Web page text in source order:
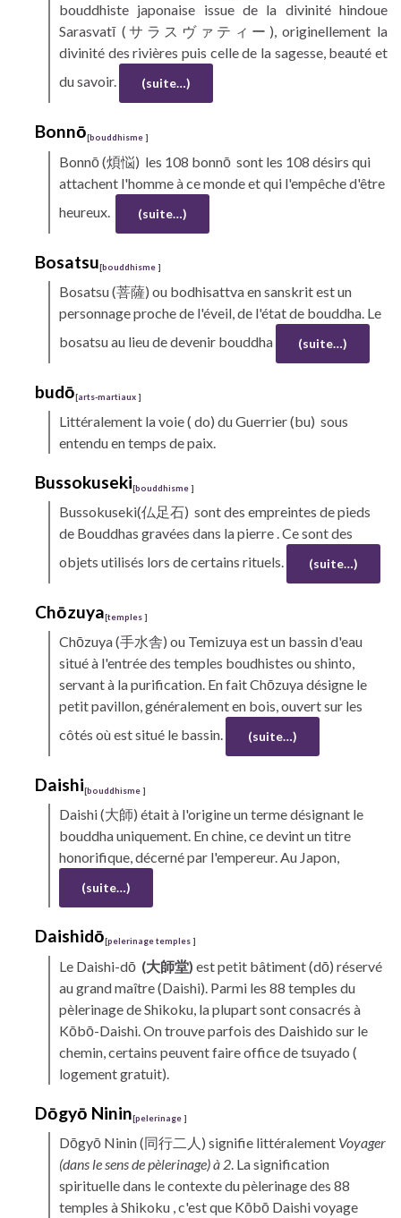
bouddhiste japonaise issue de la divinité hindoue
Sarasvatī (サラスヴァティー), originellement la
divinité des rivières puis celle de la sagesse, beauté et
du savoir.
(suite…)
Bonnō[bouddhisme]
Bonnō(煩悩) les 108 bonnō sont les 108 désirs qui
attachent l'homme à ce monde et qui l'empêche d'être
heureux.
(suite…)
Bosatsu [bouddhisme]
Bosatsu(菩薩) ou bodhisattva en sanskrit est un
personnage proche de l'éveil, de l'état de bouddha. Le
bosatsu au lieu de devenir bouddha
(suite…)
budō[arts-martiaux]
Littéralement la voie ( do) du Guerrier (bu) sous
entendu en temps de paix.
Bussokuseki[bouddhisme]
Bussokuseki(仏足石) sont des empreintes de pieds
de Bouddhas gravées dans la pierre . Ce sont des
objets utilisés lors de certains rituels.
(suite…)
Chōzuya[temples]
Chōzuya(手水舎) ou Temizuya est un bassin d'eau
situé à l'entrée des temples boudhistes ou shinto,
servant à la purification. En fait Chōzuya désigne le
petit pavillon, généralement en bois, ouvert sur les
côtés où est situé le bassin.
(suite…)
Daishi[bouddhisme]
Daishi(大師) était à l'origine un terme désignant le
bouddha uniquement. En chine, ce devint un titre
honorifique, décerné par l'empereur. Au Japon,
(suite…)
Daishidō [pelerinage temples]
Le Daishi-dō (大師堂) est petit bâtiment (dō) réservé
au grand maître (Daishi). Parmi les 88 temples du
pèlerinage deShikoku, la plupart sont consacrés à
Kōbō-Daishi. On trouve parfois des Daishido sur le
chemin, certains peuvent faire office detsuyado (
logement gratuit).
Dōgyō Ninin[pelerinage]
Dōgyō Ninin(同行二人) signifie littéralement Voyager
(dans le sens de pèlerinage) à 2. La signification
spirituelle dans le contexte du pèlerinage des 88
temples àShikoku , c'est que Kōbō Daishivoyage